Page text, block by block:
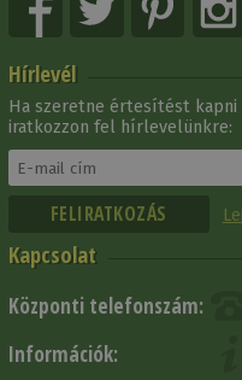
Hírlevél
Ha szeretne értesítést kapni
iratkozzon fel hírlevelünkre:
Kapcsolat
Központi telefonszám:
Információk: